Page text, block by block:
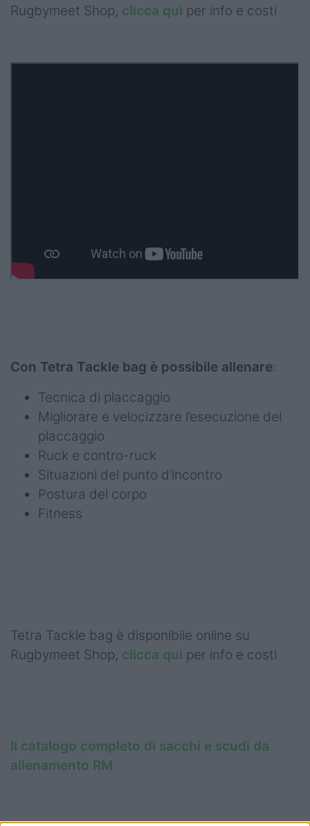
Rugbymeet Shop, clicca qui per info e costi
Con Tetra Tackle bag è possibile allenare:
Tecnica di placcaggio
Migliorare e velocizzare l’esecuzione del
placcaggio
Ruck e contro-ruck
Situazioni del punto d’incontro
Postura del corpo
Fitness
Tetra Tackle bag è disponibile online su
Rugbymeet Shop, clicca qui per info e costi
Il catalogo completo di sacchi e scudi da
allenamento RM